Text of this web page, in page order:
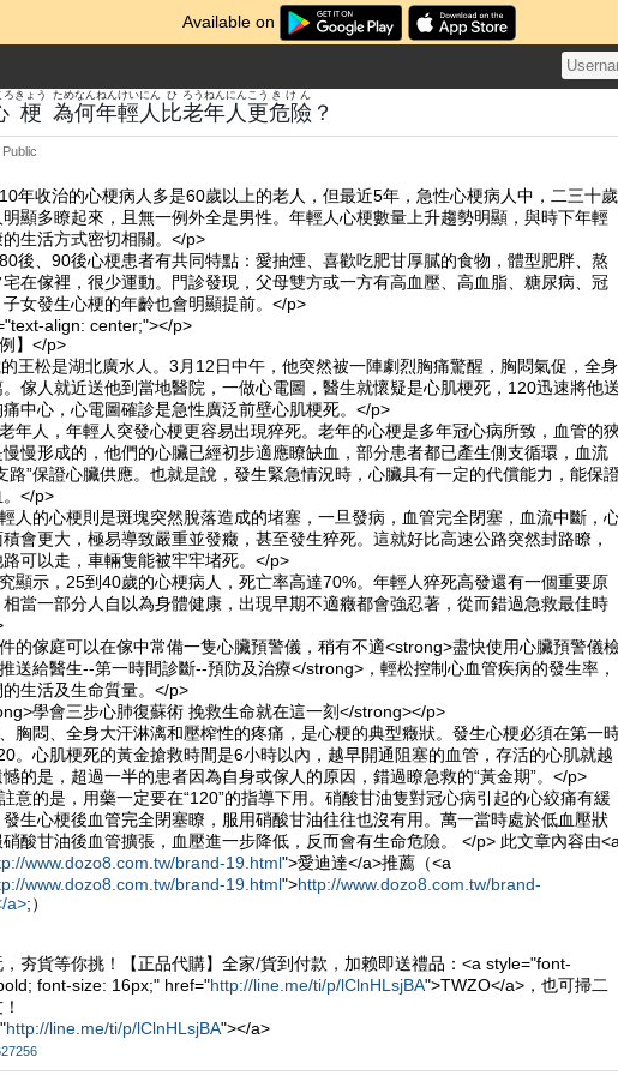
Available on
ろ
梗
きょう
為
ため
何年
なんねん
輕
けい
人
にん
比
ひ
老年
ろうねん
人
にん
更
こう
危險
きけん
？
Public
年收治的心梗病人多是60歲以上的老人，但最近5年，急性心梗病人中，二三十歲
明顯多瞭起來，且無一例外全是男性。年輕人心梗數量上升趨勢明顯，與時下年輕
的生活方式密切相關。</p>
後、90後心梗患者有共同特點：愛抽煙、喜歡吃肥甘厚膩的食物，體型肥胖、熬
在傢裡，很少運動。門診發現，父母雙方或一方有高血壓、高血脂、糖尿病、冠
女發生心梗的年齡也會明顯提前。</p>
align: center;"></p>
】</p>
王松是湖北廣水人。3月12日中午，他突然被一陣劇烈胸痛驚醒，胸悶氣促，全身
。傢人就近送他到當地醫院，一做心電圖，醫生就懷疑是心肌梗死，120迅速將他
中心，心電圖確診是急性廣泛前壁心肌梗死。</p>
年人，年輕人突發心梗更容易出現猝死。老年的心梗是多年冠心病所致，血管的
慢慢形成的，他們的心臟已經初步適應瞭缺血，部分患者都已產生側支循環，血流
路”保證心臟供應。也就是說，發生緊急情況時，心臟具有一定的代償能力，能保
</p>
人的心梗則是斑塊突然脫落造成的堵塞，一旦發病，血管完全閉塞，血流中斷，
會更大，極易導致嚴重並發癥，甚至發生猝死。這就好比高速公路突然封路瞭，
可以走，車輛隻能被牢牢堵死。</p>
顯示，25到40歲的心梗病人，死亡率高達70%。年輕人猝死高發還有一個重要原
相當一部分人自以為身體健康，出現早期不適癥都會強忍著，從而錯過急救最佳時
的傢庭可以在傢中常備一隻心臟預警儀，稍有不適<strong>盡快使用心臟預警儀
送給醫生--第一時間診斷--預防及治療</strong>，輕松控制心血管疾病的發生率，
生活及生命質量。</p>
學會三步心肺復蘇術 挽救生命就在這一刻</strong></p>
胸悶、全身大汗淋漓和壓榨性的疼痛，是心梗的典型癥狀。發生心梗必須在第一
。心肌梗死的黃金搶救時間是6小時以內，越早開通阻塞的血管，存活的心肌就越
的是，超過一半的患者因為自身或傢人的原因，錯過瞭急救的“黃金期”。</p>
意的是，用藥一定要在“120”的指導下用。硝酸甘油隻對冠心病引起的心絞痛有緩
生心梗後血管完全閉塞瞭，服用硝酸甘油往往也沒有用。萬一當時處於低血壓狀
酸甘油後血管擴張，血壓進一步降低，反而會有生命危險。 </p> 此文章內容由<a
www.dozo8.com.tw/brand-19.html">愛迪達</a>推薦（<a
www.dozo8.com.tw/brand-19.html">http://www.dozo8.com.tw/brand-
a>;）
夯貨等你挑！【正品代購】全家/貨到付款，加赖即送禮品：<a style="font-
font-size: 16px;" href="http://line.me/ti/p/lClnHLsjBA">TWZO</a>，也可掃二
http://line.me/ti/p/lClnHLsjBA"></a>